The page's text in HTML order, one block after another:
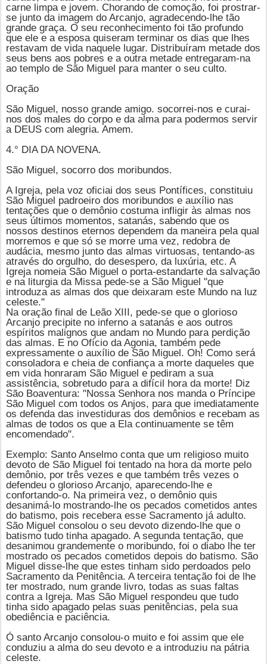
carne limpa e jovem. Chorando de comoção, foi prostrar-
se junto da imagem do Arcanjo, agradecendo-lhe tão
grande graça. O seu reconhecimento foi tão profundo
que ele e a esposa quiseram terminar os dias que lhes
restavam de vida naquele lugar. Distribuíram metade dos
seus bens aos pobres e a outra metade entregaram-na
ao templo de São Miguel para manter o seu culto.
Oração
São Miguel, nosso grande amigo. socorrei-nos e curai-
nos dos males do corpo e da alma para podermos servir
a DEUS com alegria. Amem.
4.° DIA DA NOVENA.
São Miguel, socorro dos moribundos.
A Igreja, pela voz oficiai dos seus Pontífices, constituiu
São Miguel padroeiro dos moribundos e auxílio nas
tentações que o demônio costuma infligir às almas nos
seus últimos momentos, satanás, sabendo que os
nossos destinos eternos dependem da maneira pela qual
morremos e que só se morre uma vez, redobra de
audácia, mesmo junto das almas virtuosas, tentando-as
através do orgulho, do desespero, da luxúria, etc. A
Igreja nomeia São Miguel o porta-estandarte da salvação
e na liturgia da Missa pede-se a São Miguel "que
introduza as almas dos que deixaram este Mundo na luz
celeste."
Na oração final de Leão XIII, pede-se que o glorioso
Arcanjo precipite no inferno a satanás e aos outros
espíritos malignos que andam no Mundo para perdição
das almas. E no Ofício da Agonia, também pede
expressamente o auxílio de São Miguel. Oh! Como será
consoladora e cheia de confiança a morte daqueles que
em vida honraram São Miguel e pediram a sua
assistência, sobretudo para a difícil hora da morte! Diz
São Boaventura: "Nossa Senhora nos manda o Príncipe
São Miguel com todos os Anjos, para que imediatamente
os defenda das investiduras dos demônios e recebam as
almas de todos os que a Ela continuamente se têm
encomendado".
Exemplo: Santo Anselmo conta que um religioso muito
devoto de São Miguel foi tentado na hora da morte pelo
demônio, por três vezes e que também três vezes o
defendeu o glorioso Arcanjo, aparecendo-lhe e
confortando-o. Na primeira vez, o demônio quis
desanimá-lo mostrando-lhe os pecados cometidos antes
do batismo, pois recebera esse Sacramento já adulto.
São Miguel consolou o seu devoto dizendo-lhe que o
batismo tudo tinha apagado. A segunda tentação, que
desanimou grandemente o moribundo, foi o diabo lhe ter
mostrado os pecados cometidos depois do batismo. São
Miguel disse-lhe que estes tinham sido perdoados pelo
Sacramento da Penitência. A terceira tentação foi de lhe
ter mostrado, num grande livro, todas as suas faltas
contra a Igreja. Mas São Miguel respondeu que tudo
tinha sido apagado pelas suas penitências, pela sua
obediência e paciência.
Ó santo Arcanjo consolou-o muito e foi assim que ele
conduziu a alma do seu devoto e a introduziu na pátria
celeste.